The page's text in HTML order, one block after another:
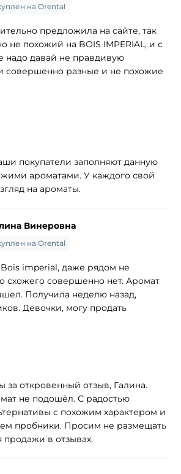
на Orental
предложила на сайте, так
не похожий на BOIS IMPERIAL, и с
надо давай не правдивую
разные и не похожие
покупатели заполняют данную
ароматами. У каждого свой
на ароматы.
Винеровна
на Orental
imperial, даже рядом не
схожего совершенно нет. Аромат
Получила неделю назад,
Девочки, могу продать
за откровенный отзыв, Галина.
не подошёл. С радостью
с похожим характером и
пробники. Просим не размещать
в отзывах.